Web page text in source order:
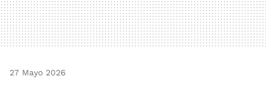
27 Mayo 2026